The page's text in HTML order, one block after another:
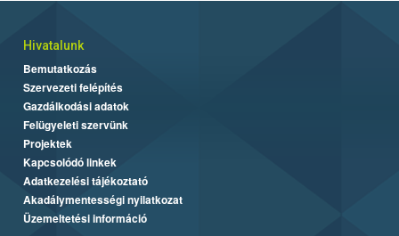
Hivatalunk
Bemutatkozás
Szervezeti felépítés
Gazdálkodási adatok
Felügyeleti szervünk
Projektek
Kapcsolódó linkek
Adatkezelési tájékoztató
Akadálymentességi nyilatkozat
Üzemeltetési információ